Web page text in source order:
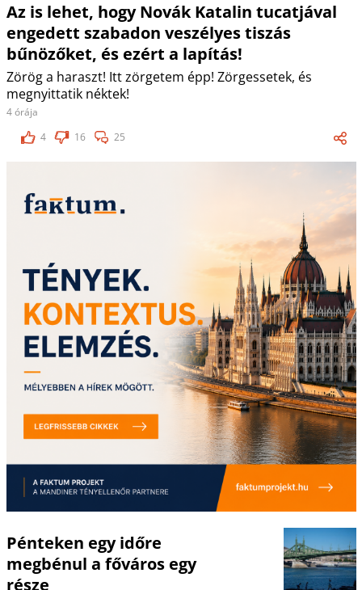
Az is lehet, hogy Novák Katalin tucatjával
engedett szabadon veszélyes tiszás
bűnözőket, és ezért a lapítás!
Zörög a haraszt! Itt zörgetem épp! Zörgessetek, és
megnyittatik néktek!
4 órája
4
16 25
Pénteken egy időre
megbénul a főváros egy
része